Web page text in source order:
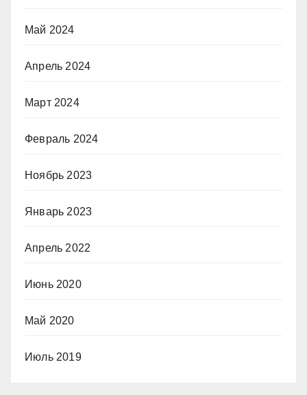
Май 2024
Апрель 2024
Март 2024
Февраль 2024
Ноябрь 2023
Январь 2023
Апрель 2022
Июнь 2020
Май 2020
Июль 2019